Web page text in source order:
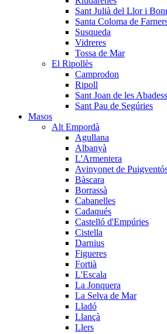
Sant Julià del Llor i
Santa Coloma de
Susqueda
Vidreres
Tossa de Mar
El Ripollès
Camprodon
Ripoll
Sant Joan de les
Sant Pau de Segúries
Masos
Alt Empordà
Agullana
Albanyà
L'Armentera
Avinyonet de
Bàscara
Borrassà
Cabanelles
Cadaqués
Castelló d'Empúries
Cistella
Darnius
Figueres
Fortià
L'Escala
La Jonquera
La Selva de Mar
Lladó
Llançà
Llers